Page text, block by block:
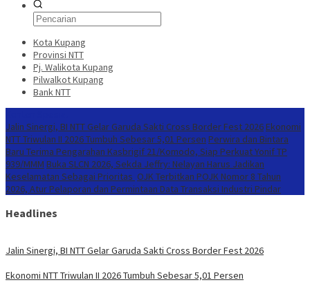
Kota Kupang
Provinsi NTT
Pj. Walikota Kupang
Pilwalkot Kupang
Bank NTT
Jalin Sinergi, BI NTT Gelar Garuda Sakti Cross Border Fest 2026 Ekonomi
NTT Triwulan II 2026 Tumbuh Sebesar 5,01 Persen Perwira dan Bintara
Baru Terima Pengarahan Kasbrigif 21/Komodo, Siap Perkuat Yonif TP
939/MMM Buka SLCN 2026, Sekda Jeffry: Nelayan Harus Jadikan
Keselamatan Sebagai Prioritas OJK Terbitkan POJK Nomor 8 Tahun
2026, Atur Pelaporan dan Permintaan Data Transaksi Industri Pindar
Headlines
Jalin Sinergi, BI NTT Gelar Garuda Sakti Cross Border Fest 2026
Ekonomi NTT Triwulan II 2026 Tumbuh Sebesar 5,01 Persen